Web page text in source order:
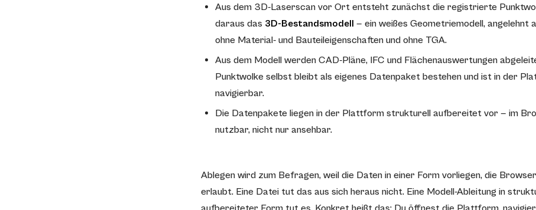
Aus dem 3D-Laserscan vor Ort entsteht zunächst die registrierte
daraus das 3D-Bestandsmodell — ein weißes Geometriemodell, angelehnt
ohne Material- und Bauteileigenschaften und ohne TGA.
Aus dem Modell werden CAD-Pläne, IFC und Flächenauswertungen
Punktwolke selbst bleibt als eigenes Datenpaket bestehen und ist in der
navigierbar.
Die Datenpakete liegen in der Plattform strukturell aufbereitet vor — im
nutzbar, nicht nur ansehbar.
Ablegen wird zum Befragen, weil die Daten in einer Form vorliegen, die
erlaubt. Eine Datei tut das aus sich heraus nicht. Eine Modell-Ableitung in